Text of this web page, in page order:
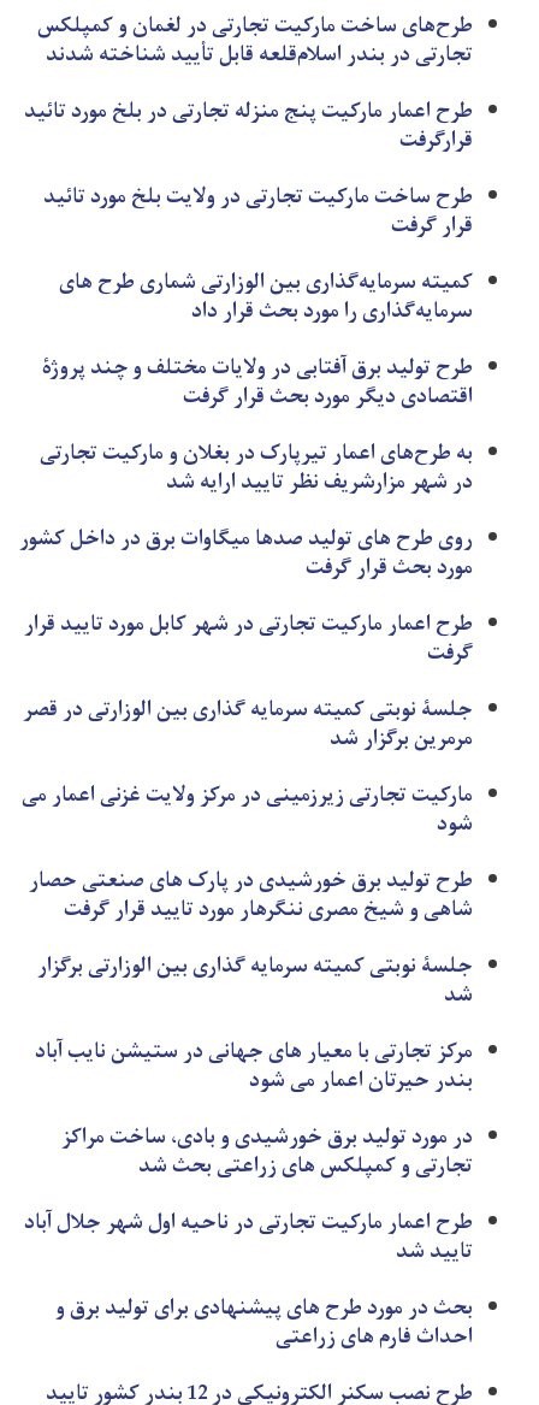
طرح‌های ساخت مارکیت تجارتی در لغمان و کمپلکس
تجارتی در بندر اسلام‌قلعه قابل تأیید شناخته شدند
طرح اعمار مارکیت پنج منزله تجارتی در بلخ مورد تائید
قرارگرفت
طرح ساخت مارکیت تجارتی در ولایت بلخ مورد تائيد
قرار گرفت
کمیته سرمایه‌گذاری بین الوزارتی شماری طرح های
سرمایه‌گذاری را مورد بحث قرار داد
طرح تولید برق آفتابی در ولایات مختلف و چند پروژۀ
اقتصادی دیگر مورد بحث قرار گرفت
به طرح‌های اعمار تیرپارک در بغلان و مارکیت تجارتی
در شهر مزارشریف نظر تایید ارایه شد
روی طرح های تولید صدها میگاوات برق در داخل کشور
مورد بحث قرار گرفت
طرح اعمار مارکیت تجارتی در شهر کابل مورد تایید قرار
گرفت
جلسۀ نوبتی کمیته سرمایه گذاری بین الوزارتی در قصر
مرمرین برگزار شد
مارکیت تجارتی زیرزمینی در مرکز ولایت غزنی اعمار می
شود
طرح تولید برق خورشیدی در پارک های صنعتی حصار
شاهی و شیخ مصری ننگرهار مورد تایید قرار ګرفت
جلسۀ نوبتی کمیته سرمایه گذاری بین الوزارتی برگزار
شد
مرکز تجارتی با معیار های جهانی در ستیشن نایب آباد
بندر حیرتان اعمار می شود
در مورد تولید برق خورشیدی و بادی، ساخت مراکز
تجارتی و کمپلکس های زراعتی بحث شد
طرح اعمار مارکیت تجارتی در ناحیه اول شهر جلال آباد
تایید شد
بحث در مورد طرح های پیشنهادی برای تولید برق و
احداث فارم های زراعتی
طرح نصب سکنر الکترونیکی در 12 بندر کشور تایید